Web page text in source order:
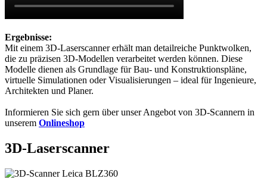
Ergebnisse:
Mit einem 3D-Laserscanner erhält man detailreiche Punktwolken,
die zu präzisen 3D-Modellen verarbeitet werden können. Diese
Modelle dienen als Grundlage für Bau- und Konstruktionspläne,
virtuelle Simulationen oder Visualisierungen – ideal für Ingenieure,
Architekten und Planer.
Informieren Sie sich gern über unser Angebot von 3D-Scannern in
unserem Onlineshop
3D-Laserscanner